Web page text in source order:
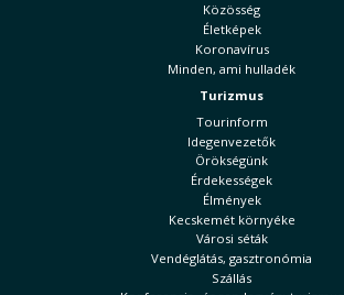
Közösség
Életképek
Koronavírus
Minden, ami hulladék
Turizmus
Tourinform
Idegenvezetők
Örökségünk
Érdekességek
Élmények
Kecskemét környéke
Városi séták
Vendéglátás, gasztronómia
Szállás